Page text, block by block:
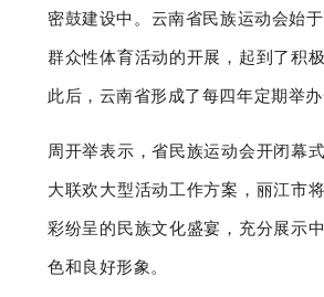
密鼓建设中。云南省民族运动会始
群众性体育活动的开展，起到了积极
此后，云南省形成了每四年定期举
周开举表示，省民族运动会开闭幕
大联欢大型活动工作方案，丽江市
彩纷呈的民族文化盛宴，充分展示
色和良好形象。